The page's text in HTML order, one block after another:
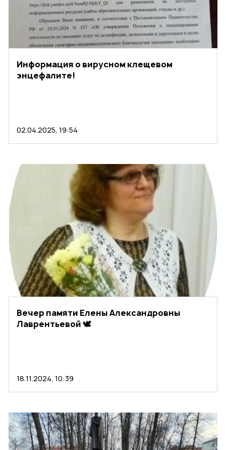
Информация о вирусном клещевом
энцефалите!
02.04.2025, 19:54
Вечер памяти Елены Александровны
Лаврентьевой 🕊️
18.11.2024, 10:39